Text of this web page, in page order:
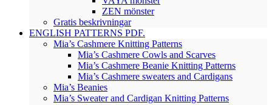
ZEN mönster
Gratis beskrivningar
ENGLISH PATTERNS PDF.
Mia’s Cashmere Knitting Patterns
Mia’s Cashmere Cowls and Scarves
Mia’s Cashmere Beanie Knitting Patterns
Mia’s Cashmere sweaters and Cardigans
Mia’s Beanies
Mia’s Sweater and Cardigan Knitting Patterns